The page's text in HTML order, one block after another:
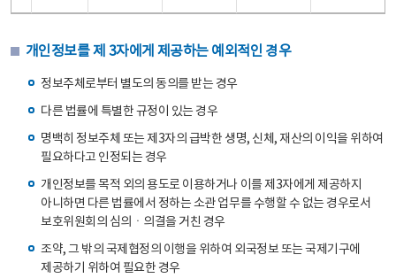
개인정보를 제 3자에게 제공하는 예외적인 경우
정보주체로부터 별도의 동의를 받는 경우
다른 법률에 특별한 규정이 있는 경우
명백히 정보주체 또는 제3자의 급박한 생명, 신체, 재산의 이익을 위하여
필요하다고 인정되는 경우
개인정보를 목적 외의 용도로 이용하거나 이를 제3자에게 제공하지
아니하면 다른 법률에서 정하는 소관 업무를 수행할 수 없는 경우로서
보호위원회의 심의ㆍ의결을 거친 경우
조약, 그 밖의 국제협정의 이행을 위하여 외국정보 또는 국제기구에
제공하기 위하여 필요한 경우